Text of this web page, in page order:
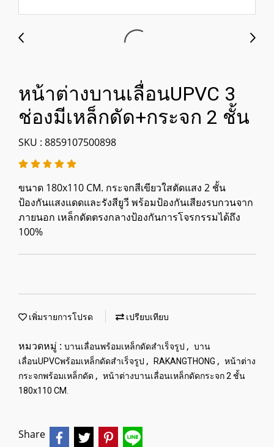
หน้าต่างบานเลื่อนUPVC 3
ช่องมีเหล็กดัด+กระจก 2 ชั้น
SKU : 8859107500898
ขนาด 180x110 CM. กระจกสีเขียวใสตัดแสง 2 ชั้น
ป้องกันแสงแดดและรังสียูวี พร้อมป้องกันเสียงรบกวนจาก
ภายนอก เหล็กดัดตรงกลางป้องกันการโจรกรรมได้ถึง
100%
เพิ่มรายการโปรด เปรียบเทียบ
หมวดหมู่ : บานเลื่อนพร้อมเหล็กดัดสำเร็จรูป , บาน
เลื่อนUPVCพร้อมเหล็กดัดสำเร็จรูป , RAKANGTHONG , หน้าต่าง
กระจกพร้อมเหล็กดัด , หน้าต่างบานเลื่อนเหล็กดัดกระจก 2 ชั้น
180x110 CM.
Share